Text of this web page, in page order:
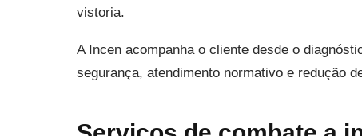
vistoria.
A Incen acompanha o cliente desde o
segurança, atendimento normativo e redução